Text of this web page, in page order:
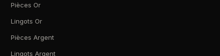
Pièces Or
Lingots Or
Pièces Argent
Lingots Argent